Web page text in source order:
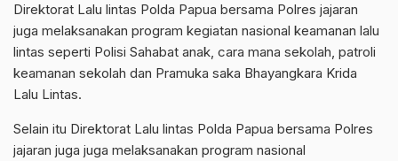
Direktorat Lalu lintas Polda Papua bersama Polres jajaran
juga melaksanakan program kegiatan nasional keamanan lalu
lintas seperti Polisi Sahabat anak, cara mana sekolah, patroli
keamanan sekolah dan Pramuka saka Bhayangkara Krida
Lalu Lintas.
Selain itu Direktorat Lalu lintas Polda Papua bersama Polres
jajaran juga juga melaksanakan program nasional